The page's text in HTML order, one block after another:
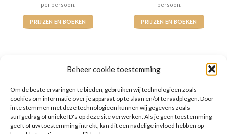
Beheer cookie toestemming
Om de beste ervaringen te bieden, gebruiken wij technologieën zoals
cookies om informatie over je apparaat op te slaan en/of te raadplegen. Door
in te stemmen met deze technologieën kunnen wij gegevens zoals
surfgedrag of unieke ID's op deze site verwerken. Als je geen toestemming
geeft of uw toestemming intrekt, kan dit een nadelige invloed hebben op
per persoon.
PRIJZEN EN BOEKEN
persoon.
PRIJZEN EN BOEKEN
WAT ZE OVER ONS ZEGGEN